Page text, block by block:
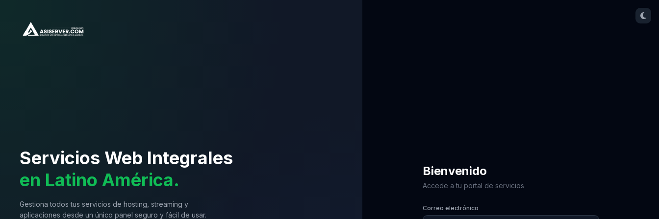
Servicios Web Integrales
en Latino América.
Gestiona todos tus servicios de hosting, streaming y
aplicaciones desde un único panel seguro y fácil de usar.
Bienvenido
Accede a tu portal de servicios
Correo electrónico